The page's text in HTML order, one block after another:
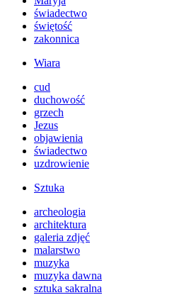
świadectwo
świętość
zakonnica
Wiara
cud
duchowość
grzech
Jezus
objawienia
świadectwo
uzdrowienie
Sztuka
archeologia
architektura
galeria zdjęć
malarstwo
muzyka
muzyka dawna
sztuka sakralna